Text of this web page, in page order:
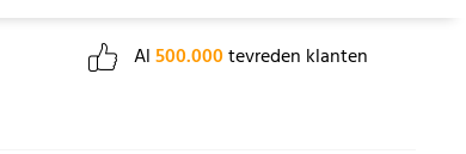
Al500.000tevreden klanten